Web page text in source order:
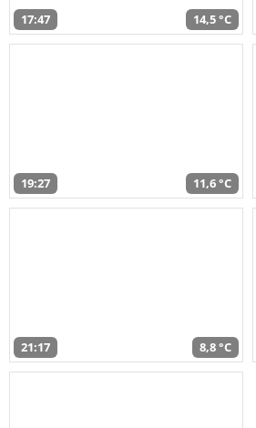
17:47 14,5 °C
19:27 11,6 °C
21:17 8,8 °C